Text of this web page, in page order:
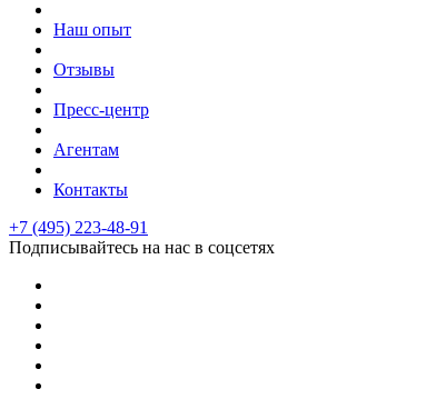
Наш опыт
Отзывы
Пресс-центр
Агентам
Контакты
+7 (495) 223-48-91
Подписывайтесь на нас в соцсетях